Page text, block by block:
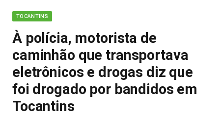
TOCANTINS
À polícia, motorista de
caminhão que transportava
eletrônicos e drogas diz que
foi drogado por bandidos em
Tocantins